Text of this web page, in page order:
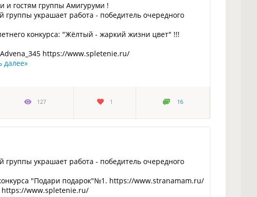
и гостям группы Амигуруми !
украшает работа - победитель очередного
конкурса: "Жёлтый - жаркий жизни цвет" !!!
https://www.spletenie.ru/
далее»
127 1 16
украшает работа - победитель очередного
"Подари подарок"№1. https://www.stranamam.ru/
https://www.spletenie.ru/